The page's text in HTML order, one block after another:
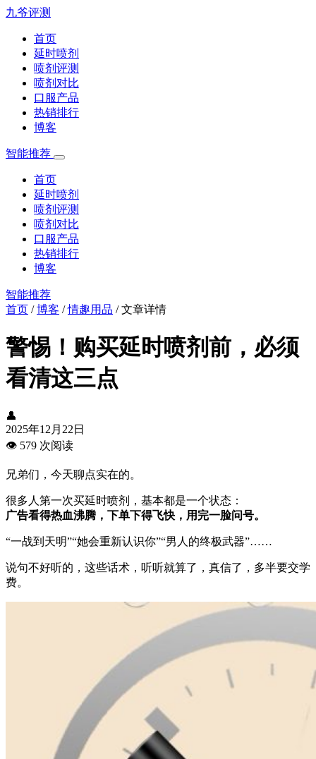
九爷评测
首页
延时喷剂
喷剂评测
喷剂对比
口服产品
热销排行
博客
智能推荐
首页
延时喷剂
喷剂评测
喷剂对比
口服产品
热销排行
博客
智能推荐
首页 /博客 /情趣用品 /文章详情
警惕！购买延时喷剂前，必须
看清这三点
👤
2025年12月22日
👁️ 579 次阅读
兄弟们，今天聊点实在的。
很多人第一次买延时喷剂，基本都是一个状态：
广告看得热血沸腾，下单下得飞快，用完一脸问号。
“一战到天明”“她会重新认识你”“男人的终极武器”……
说句不好听的，这些话术，听听就算了，真信了，多半要交学
费。